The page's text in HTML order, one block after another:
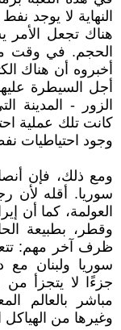
النهاية لا يوجد
هناك تجعل الأمر
الحجم. في وقت
أخبروه أن هناك
أجل السيطرة
الزور - المدينة
كانت تلك عملية
وجود احتياطيات
ومع ذلك، فإن
سوريا. أقله لأن
العولمة، كما أن
وقطر، بطبيعة
ظرف آخر مهم:
سوريا ولبنان مع
جزءًا لا يتجزأ
مباشر بالعالم
وغيرها من الهياكل